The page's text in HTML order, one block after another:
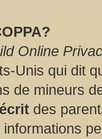
Online
Unis qui dit
de mineurs
écrit des